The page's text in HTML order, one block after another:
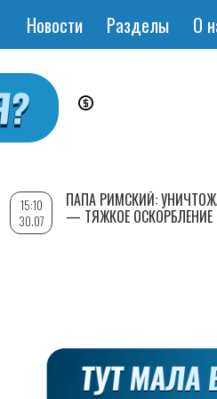
Основная
Новости Разделы О
15:10
30.07
ПАПА РИМСКИЙ:
— ТЯЖКОЕ ОСКОРБЛЕНИЕ